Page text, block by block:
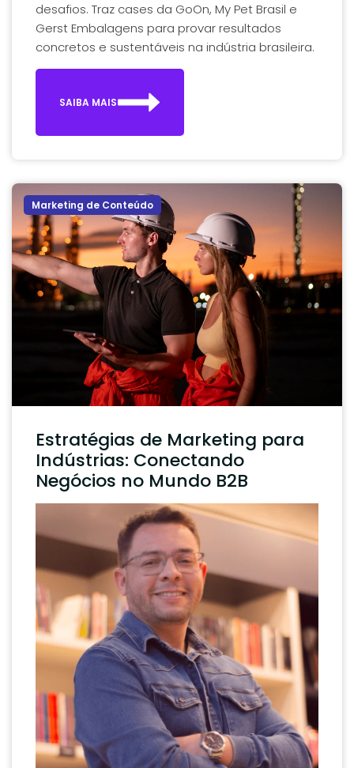
desafios. Traz cases da GoOn, My Pet Brasil e
Gerst Embalagens para provar resultados
concretos e sustentáveis na indústria brasileira.
SAIBA MAIS
Marketing de Conteúdo
Estratégias de Marketing para
Indústrias: Conectando
Negócios no Mundo B2B